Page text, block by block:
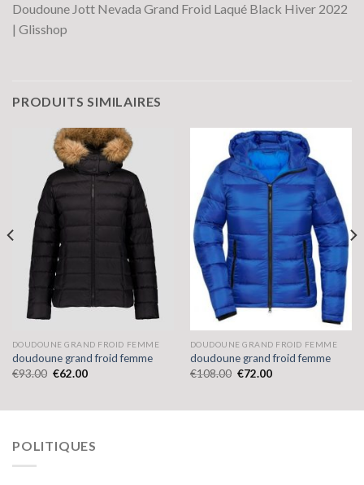
Doudoune Jott Nevada Grand Froid Laqué Black Hiver 2022
| Glisshop
PRODUITS SIMILAIRES
DOUDOUNE GRAND FROID FEMME
doudoune grand froid femme
€93.00 €62.00
DOUDOUNE GRAND FROID FEMME
doudoune grand froid femme
€108.00 €72.00
POLITIQUES